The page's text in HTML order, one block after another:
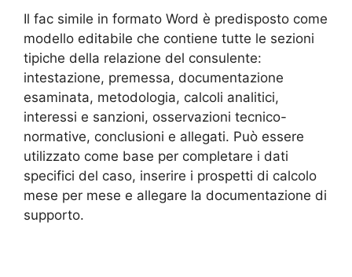
Il fac simile in formato Word è predisposto come
modello editabile che contiene tutte le sezioni
tipiche della relazione del consulente:
intestazione, premessa, documentazione
esaminata, metodologia, calcoli analitici,
interessi e sanzioni, osservazioni tecnico-
normative, conclusioni e allegati. Può essere
utilizzato come base per completare i dati
specifici del caso, inserire i prospetti di calcolo
mese per mese e allegare la documentazione di
supporto.